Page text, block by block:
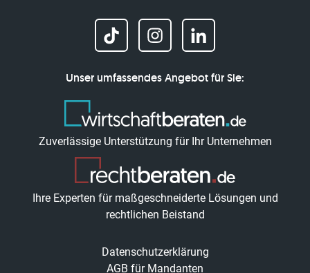
Unser umfassendes Angebot für Sie:
Zuverlässige Unterstützung für Ihr Unternehmen
Ihre Experten für maßgeschneiderte Lösungen und
rechtlichen Beistand
Datenschutzerklärung
AGB für Mandanten